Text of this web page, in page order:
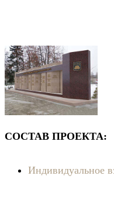
СОСТАВ ПРОЕКТА:
Индивидуальное